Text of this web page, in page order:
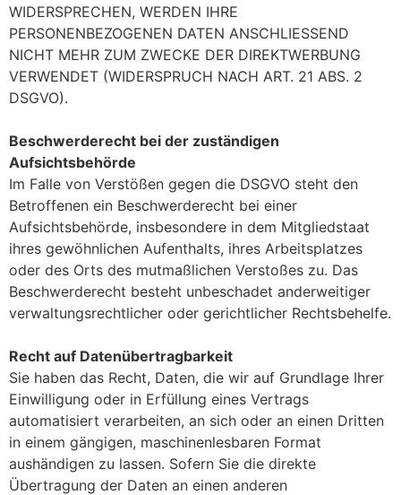
WIDERSPRECHEN, WERDEN IHRE
PERSONENBEZOGENEN DATEN ANSCHLIESSEND
NICHT MEHR ZUM ZWECKE DER DIREKTWERBUNG
VERWENDET (WIDERSPRUCH NACH ART. 21 ABS. 2
DSGVO).
Beschwerderecht bei der zuständigen
Aufsichtsbehörde
Im Falle von Verstößen gegen die DSGVO steht den
Betroffenen ein Beschwerderecht bei einer
Aufsichtsbehörde, insbesondere in dem Mitgliedstaat
ihres gewöhnlichen Aufenthalts, ihres Arbeitsplatzes
oder des Orts des mutmaßlichen Verstoßes zu. Das
Beschwerderecht besteht unbeschadet anderweitiger
verwaltungsrechtlicher oder gerichtlicher Rechtsbehelfe.
Recht auf Datenübertragbarkeit
Sie haben das Recht, Daten, die wir auf Grundlage Ihrer
Einwilligung oder in Erfüllung eines Vertrags
automatisiert verarbeiten, an sich oder an einen Dritten
in einem gängigen, maschinenlesbaren Format
aushändigen zu lassen. Sofern Sie die direkte
Übertragung der Daten an einen anderen